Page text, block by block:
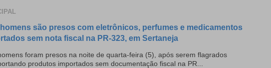
são presos com eletrônicos, perfumes e medicamentos
sem nota fiscal na PR-323, em Sertaneja
foram presos na noite de quarta-feira (5), após serem flagrados
produtos importados sem documentação fiscal na PR...